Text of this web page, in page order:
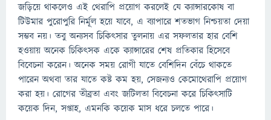
জড়িয়ে থাকলেও এই থেরাপি প্রয়োগ করলেই যে ক্যান্সারকোষ বা
টিউমার পুরোপুরি নির্মূল হয়ে যাবে, এ ব্যাপারে শতভাগ নিশ্চয়তা দেয়া
সম্ভব নয়। তবু অন্যসব চিকিৎসার তুলনায় এর সফলতার হার বেশি
হওয়ায় অনেক চিকিৎসক একে ক্যান্সারের শেষ প্রতিকার হিসেবে
বিবেচনা করেন। অনেক সময় রোগী যাতে বেশিদিন বেঁচে থাকতে
পারেন অথবা তার যাতে কষ্ট কম হয়, সেজন্যও কেমোথেরাপি প্রয়োগ
করা হয়। রোগের তীব্রতা এবং জটিলতা বিবেচনা করে চিকিৎসাটি
কয়েক দিন, সপ্তাহ, এমনকি কয়েক মাস ধরে চলতে পারে।